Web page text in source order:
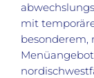
mit
besonderem,